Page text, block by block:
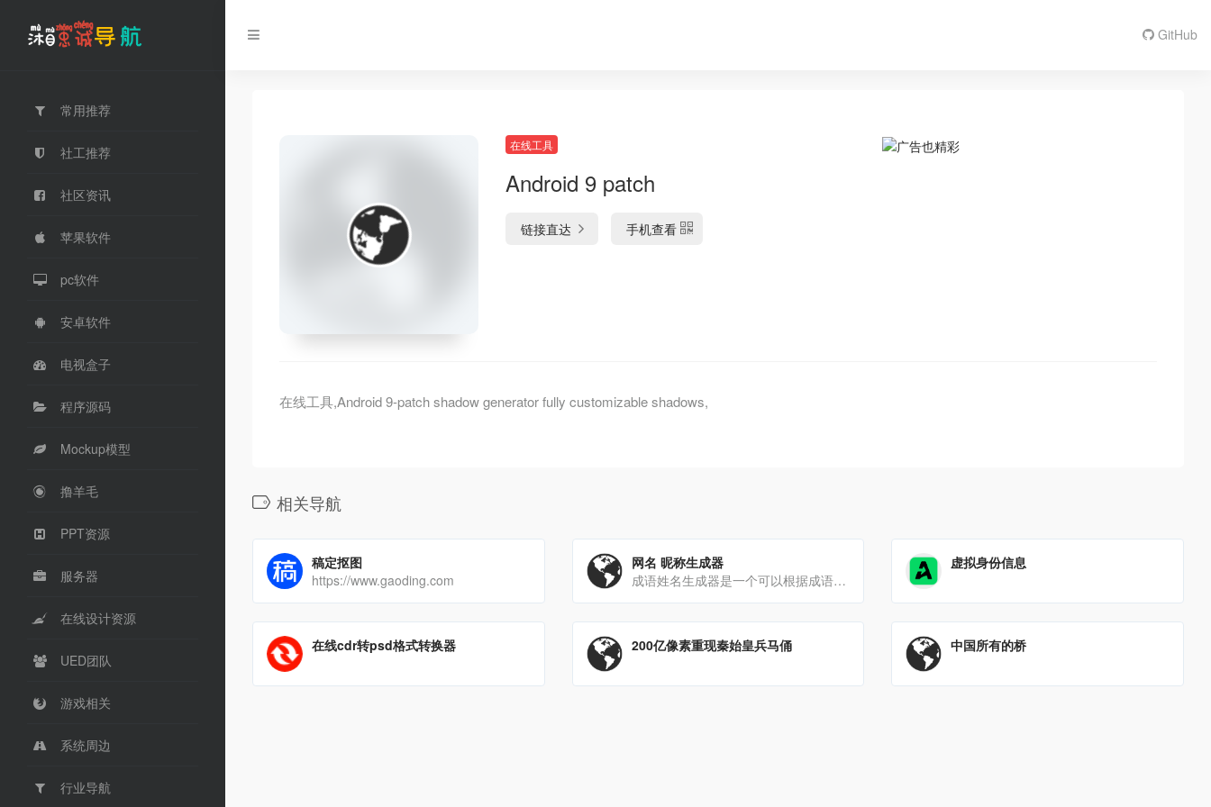
常用推荐
社工推荐
社区资讯
苹果软件
pc软件
安卓软件
电视盒子
程序源码
Mockup模型
撸羊毛
PPT资源
服务器
在线设计资源
UED团队
游戏相关
系统周边
行业导航
GitHub
在线工具
Android 9 patch
链接直达 手机查看
在线工具,Android 9-patch shadow generator fully customizable shadows,
相关导航
稿定抠图
https://www.gaoding.com
网名 昵称生成器
成语姓名生成器是一个可以根据成语典故来起名字的工具，根据字典的不同，能获得不同有内涵的名字，看起来朗朗上口，解[…]
虚拟身份信息
在线cdr转psd格式转换器 200亿像素重现秦始皇兵马俑 中国所有的桥